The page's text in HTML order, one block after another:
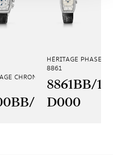
CHRONOGRAPHE
12/9V6
HÉRITAGE PHASE
8861
8861BB/
D000